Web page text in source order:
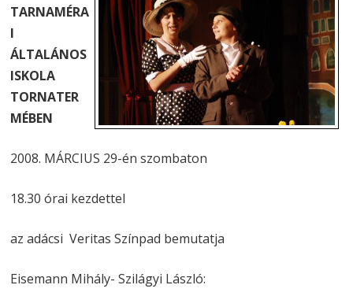
TARNAMÉRA
I
ÁLTALÁNOS
ISKOLA
TORNATER
MÉBEN
2008. MÁRCIUS 29-én szombaton
18.30 órai kezdettel
az adácsi Veritas Színpad bemutatja
Eisemann Mihály- Szilágyi László: